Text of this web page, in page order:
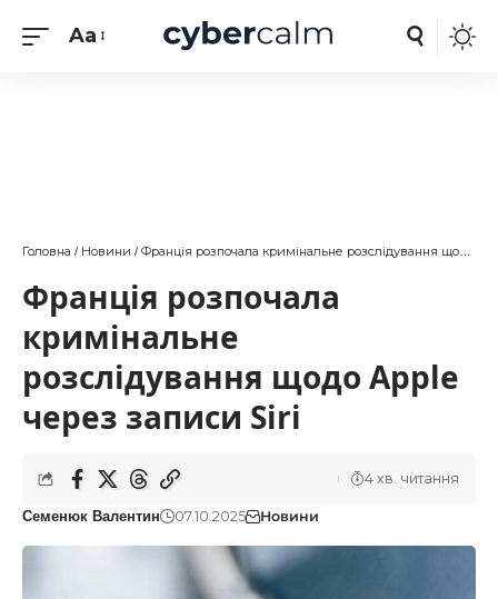
Aa
Головна / Новини / Франція розпочала кримінальне розслідування щодо Apple через записи Siri
Франція розпочала
кримінальне
розслідування щодо Apple
через записи Siri
Семенюк Валентин 07.10.2025 Новини
4 хв. читання